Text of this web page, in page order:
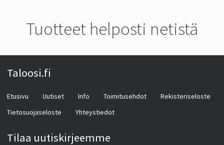
Tuotteet helposti netistä
Taloosi.fi
Etusivu Uutiset Info Toimitusehdot
Rekisteriseloste
Tietosuojaseloste
Yhteystiedot
Tilaa uutiskirjeemme